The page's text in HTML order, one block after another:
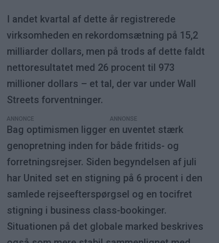
I andet kvartal af dette år registrerede
virksomheden en rekordomsætning på 15,2
milliarder dollars, men på trods af dette faldt
nettoresultatet med 26 procent til 973
millioner dollars – et tal, der var under Wall
Streets forventninger.
ANNONCE
Bag optimismen ligger en uventet stærk
genopretning inden for både fritids- og
forretningsrejser. Siden begyndelsen af juli
har United set en stigning på 6 procent i den
samlede rejseefterspørgsel og en tocifret
stigning i business class-bookinger.
Situationen på det globale marked beskrives